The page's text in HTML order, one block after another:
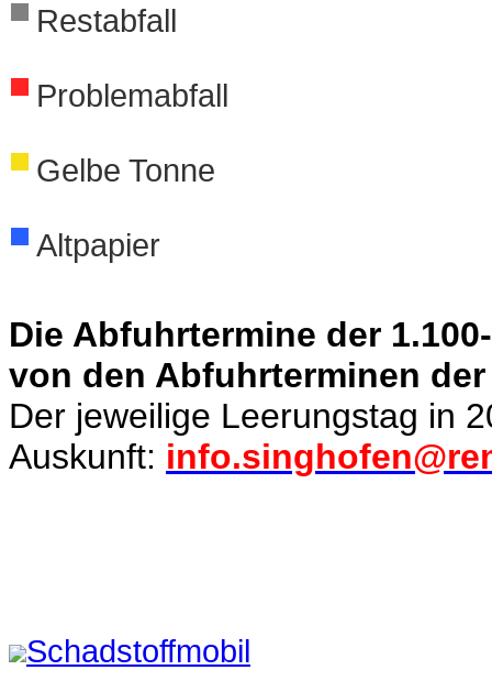
Restabfall
Problemabfall
Gelbe Tonne
Altpapier
Die Abfuhrtermine der
von den Abfuhrterminen
Der jeweilige Leerungstag in
Auskunft:
Schadstoffmobil